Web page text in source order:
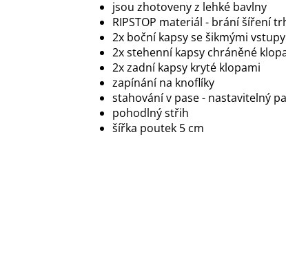
jsou zhotoveny z lehké bavlny
RIPSTOP materiál - brání šíření
2x boční kapsy se šikmými vstupy
2x stehenní kapsy chráněné
2x zadní kapsy kryté klopami
zapínání na knoflíky
stahování v pase - nastavitelný
pohodlný střih
šířka poutek 5 cm